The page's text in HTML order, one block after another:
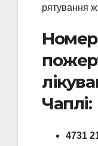
рятування
Чаплі:
4731